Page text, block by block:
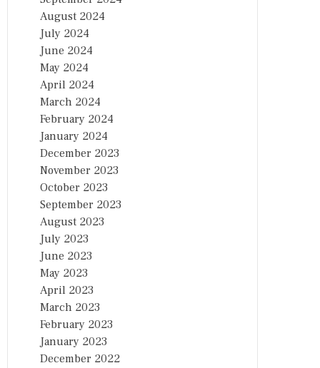
August 2024
July 2024
June 2024
May 2024
April 2024
March 2024
February 2024
January 2024
December 2023
November 2023
October 2023
September 2023
August 2023
July 2023
June 2023
May 2023
April 2023
March 2023
February 2023
January 2023
December 2022